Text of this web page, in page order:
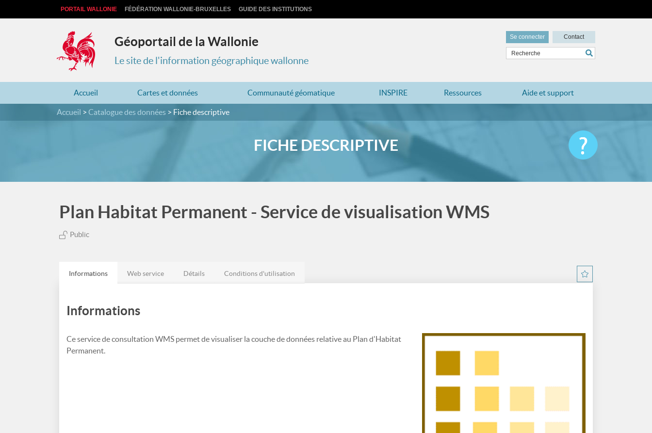
PORTAIL WALLONIE FÉDÉRATION WALLONIE-BRUXELLES GUIDE DES INSTITUTIONS
Géoportail de la Wallonie
Le site de l'information géographique wallonne
Se connecter Contact
Accueil Cartes et données Communauté géomatique INSPIRE Ressources Aide et support
Accueil Catalogue des données Fiche descriptive
FICHE DESCRIPTIVE
Plan Habitat Permanent - Service de visualisation WMS
Public
Informations Web service Détails Conditions d'utilisation
Informations
Ce service de consultation WMS permet de visualiser la couche de données relative au Plan d'Habitat
Permanent.